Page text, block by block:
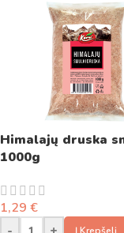
Himalajų druska
1000g
1,29 €